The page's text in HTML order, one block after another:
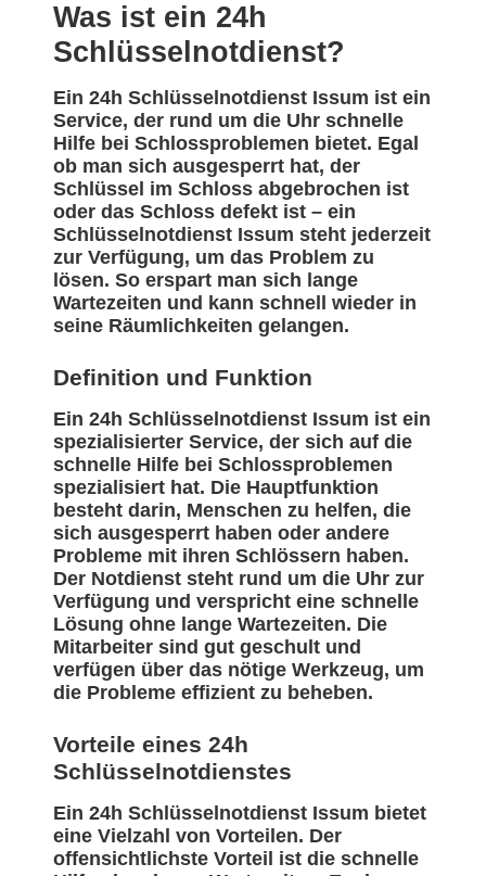
Was ist ein 24h
Schlüsselnotdienst?
Ein 24h Schlüsselnotdienst Issum ist ein
Service, der rund um die Uhr schnelle
Hilfe bei Schlossproblemen bietet. Egal
ob man sich ausgesperrt hat, der
Schlüssel im Schloss abgebrochen ist
oder das Schloss defekt ist – ein
Schlüsselnotdienst Issum steht jederzeit
zur Verfügung, um das Problem zu
lösen. So erspart man sich lange
Wartezeiten und kann schnell wieder in
seine Räumlichkeiten gelangen.
Definition und Funktion
Ein 24h Schlüsselnotdienst Issum ist ein
spezialisierter Service, der sich auf die
schnelle Hilfe bei Schlossproblemen
spezialisiert hat. Die Hauptfunktion
besteht darin, Menschen zu helfen, die
sich ausgesperrt haben oder andere
Probleme mit ihren Schlössern haben.
Der Notdienst steht rund um die Uhr zur
Verfügung und verspricht eine schnelle
Lösung ohne lange Wartezeiten. Die
Mitarbeiter sind gut geschult und
verfügen über das nötige Werkzeug, um
die Probleme effizient zu beheben.
Vorteile eines 24h
Schlüsselnotdienstes
Ein 24h Schlüsselnotdienst Issum bietet
eine Vielzahl von Vorteilen. Der
offensichtlichste Vorteil ist die schnelle